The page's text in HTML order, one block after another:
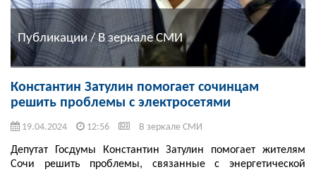
Публикации / В зеркале СМИ
Константин Затулин помогает сочинцам
решить проблемы с электросетями
19.04.2024 12:56 В зеркале СМИ
Депутат Госдумы Константин Затулин помогает жителям
Сочи решить проблемы, связанные с энергетической